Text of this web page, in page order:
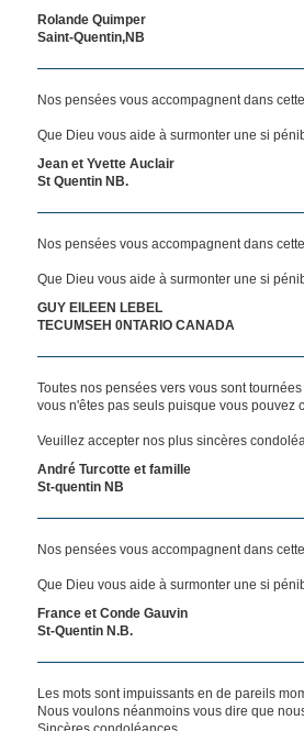
Rolande Quimper
Saint-Quentin,NB
Nos pensées vous accompagnent dans
Que Dieu vous aide à surmonter une si
Jean et Yvette Auclair
St Quentin NB.
Nos pensées vous accompagnent dans
Que Dieu vous aide à surmonter une si
GUY EILEEN LEBEL
TECUMSEH 0NTARIO CANADA
Toutes nos pensées vers vous sont
vous n'êtes pas seuls puisque vous pouvez
Veuillez accepter nos plus sincères
André Turcotte et famille
St-quentin NB
Nos pensées vous accompagnent dans
Que Dieu vous aide à surmonter une si
France et Conde Gauvin
St-Quentin N.B.
Les mots sont impuissants en de pareils
Nous voulons néanmoins vous dire que